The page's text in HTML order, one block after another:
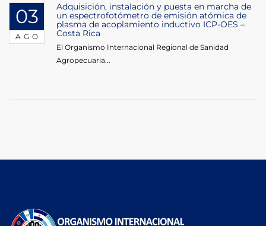
03
AGO
Adquisición, instalación y puesta en marcha de
un espectrofotómetro de emisión atómica de
plasma de acoplamiento inductivo ICP-OES –
Costa Rica
El Organismo Internacional Regional de Sanidad
Agropecuaria...